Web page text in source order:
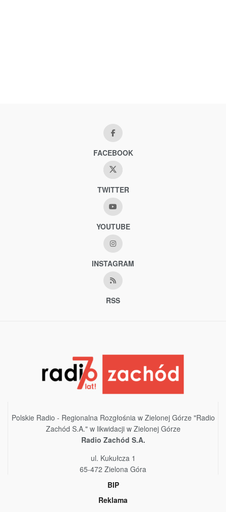
FACEBOOK
TWITTER
YOUTUBE
INSTAGRAM
RSS
Polskie Radio - Regionalna Rozgłośnia w Zielonej Górze "Radio
Zachód S.A." w likwidacji w Zielonej Górze
Radio Zachód S.A.
ul. Kukułcza 1
65-472 Zielona Góra
BIP
Reklama